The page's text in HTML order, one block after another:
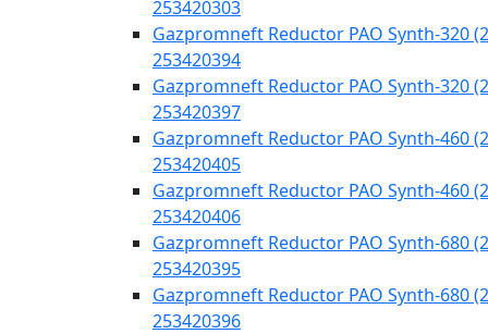
253420303
Gazpromneft Reductor PAO Synth-320
253420394
Gazpromneft Reductor PAO Synth-320
253420397
Gazpromneft Reductor PAO Synth-460
253420405
Gazpromneft Reductor PAO Synth-460
253420406
Gazpromneft Reductor PAO Synth-680
253420395
Gazpromneft Reductor PAO Synth-680
253420396